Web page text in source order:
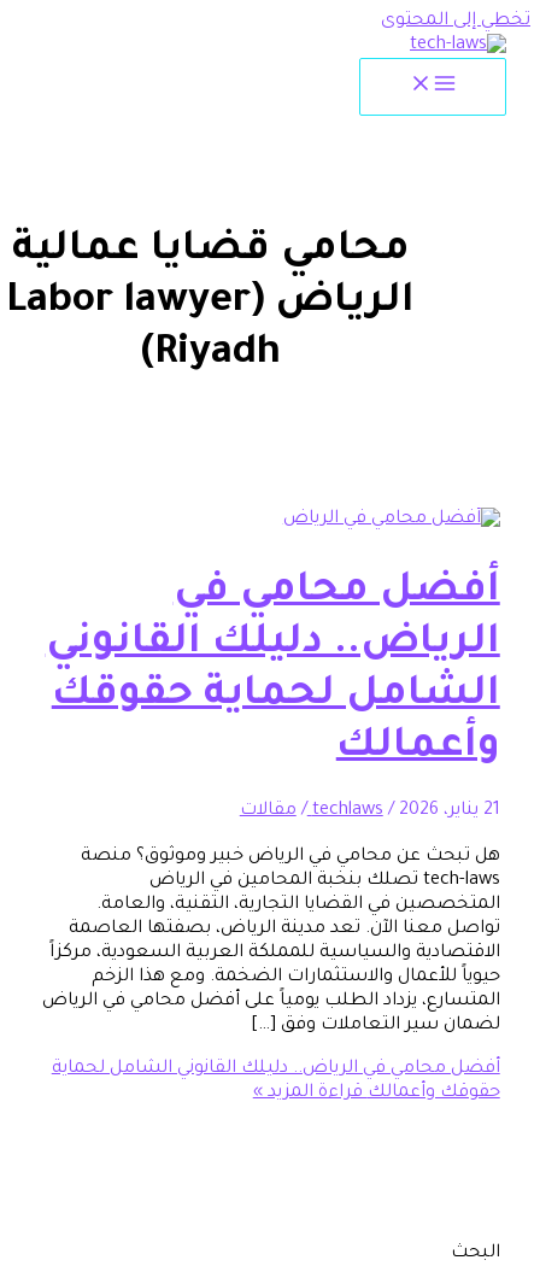
محامي قضايا عمالية
الرياض (Labor lawyer
Riyadh)
محامي في
دليلك القانوني
لحماية حقوقك
/
techlaws
/مقالات
عن محامي في الرياض خبير وموثوق؟ منصة
tech-laws تصلك بنخبة المحامين في الرياض
في القضايا التجارية، التقنية، والعامة.
الآن. تعد مدينة الرياض، بصفتها العاصمة
والسياسية للمملكة العربية السعودية، مركزاً
والاستثمارات الضخمة. ومع هذا الزخم
يزداد الطلب يومياً على أفضل محامي في الرياض
التعاملات وفق […]
في الرياض.. دليلك القانوني الشامل لحماية
قراءة المزيد »